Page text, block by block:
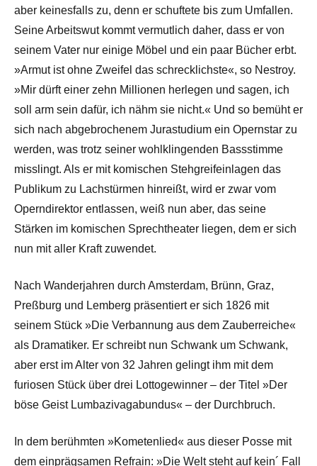
aber keinesfalls zu, denn er schuftete bis zum Umfallen.
Seine Arbeitswut kommt vermutlich daher, dass er von
seinem Vater nur einige Möbel und ein paar Bücher erbt.
»Armut ist ohne Zweifel das schrecklichste«, so Nestroy.
»Mir dürft einer zehn Millionen herlegen und sagen, ich
soll arm sein dafür, ich nähm sie nicht.« Und so bemüht er
sich nach abgebrochenem Jurastudium ein Opernstar zu
werden, was trotz seiner wohlklingenden Bassstimme
misslingt. Als er mit komischen Stehgreifeinlagen das
Publikum zu Lachstürmen hinreißt, wird er zwar vom
Operndirektor entlassen, weiß nun aber, das seine
Stärken im komischen Sprechtheater liegen, dem er sich
nun mit aller Kraft zuwendet.
Nach Wanderjahren durch Amsterdam, Brünn, Graz,
Preßburg und Lemberg präsentiert er sich 1826 mit
seinem Stück »Die Verbannung aus dem Zauberreiche«
als Dramatiker. Er schreibt nun Schwank um Schwank,
aber erst im Alter von 32 Jahren gelingt ihm mit dem
furiosen Stück über drei Lottogewinner – der Titel »Der
böse Geist Lumbazivagabundus« – der Durchbruch.
In dem berühmten »Kometenlied« aus dieser Posse mit
dem einprägsamen Refrain: »Die Welt steht auf kein´ Fall